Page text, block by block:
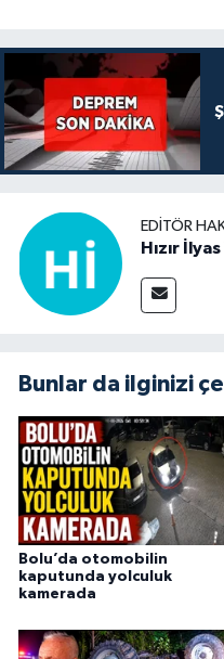
EDITÖR
Hızır
Bunlar da ilginizi
Bolu’da otomobilin
kaputunda yolculuk
kamerada